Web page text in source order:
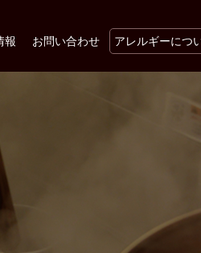
報 お問い合わせ アレルギーにつ